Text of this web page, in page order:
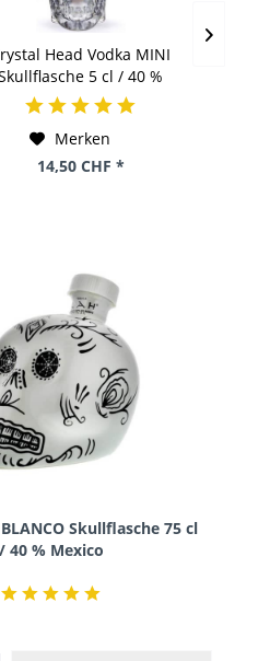
Head Vodka MINI
5 cl / 40 %
Kanada
Merken
14,50 CHF *
Skullflasche 75 cl
/ 40 % Mexico